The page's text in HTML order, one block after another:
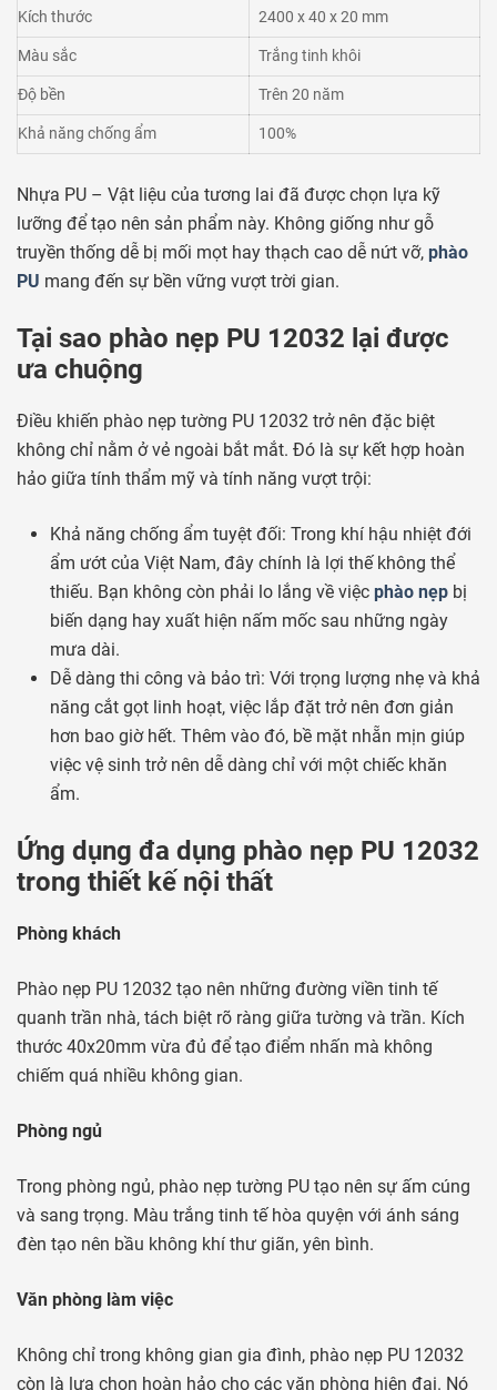
Kích thước 2400 x 40 x 20 mm
Màu sắc Trắng tinh khôi
Độ bền Trên 20 năm
Khả năng chống ẩm 100%
Nhựa PU – Vật liệu của tương lai đã được chọn lựa kỹ
lưỡng để tạo nên sản phẩm này. Không giống như gỗ
truyền thống dễ bị mối mọt hay thạch cao dễ nứt vỡ, phào
PU mang đến sự bền vững vượt trời gian.
Tại sao phào nẹp PU 12032 lại được
ưa chuộng
Điều khiến phào nẹp tường PU 12032 trở nên đặc biệt
không chỉ nằm ở vẻ ngoài bắt mắt. Đó là sự kết hợp hoàn
hảo giữa tính thẩm mỹ và tính năng vượt trội:
Khả năng chống ẩm tuyệt đối: Trong khí hậu nhiệt đới
ẩm ướt của Việt Nam, đây chính là lợi thế không thể
thiếu. Bạn không còn phải lo lắng về việc phào nẹp bị
biến dạng hay xuất hiện nấm mốc sau những ngày
mưa dài.
Dễ dàng thi công và bảo trì: Với trọng lượng nhẹ và khả
năng cắt gọt linh hoạt, việc lắp đặt trở nên đơn giản
hơn bao giờ hết. Thêm vào đó, bề mặt nhẵn mịn giúp
việc vệ sinh trở nên dễ dàng chỉ với một chiếc khăn
ẩm.
Ứng dụng đa dụng phào nẹp PU 12032
trong thiết kế nội thất
Phòng khách
Phào nẹp PU 12032 tạo nên những đường viền tinh tế
quanh trần nhà, tách biệt rõ ràng giữa tường và trần. Kích
thước 40x20mm vừa đủ để tạo điểm nhấn mà không
chiếm quá nhiều không gian.
Phòng ngủ
Trong phòng ngủ, phào nẹp tường PU tạo nên sự ấm cúng
và sang trọng. Màu trắng tinh tế hòa quyện với ánh sáng
đèn tạo nên bầu không khí thư giãn, yên bình.
Văn phòng làm việc
Không chỉ trong không gian gia đình, phào nẹp PU 12032
còn là lựa chọn hoàn hảo cho các văn phòng hiện đại. Nó